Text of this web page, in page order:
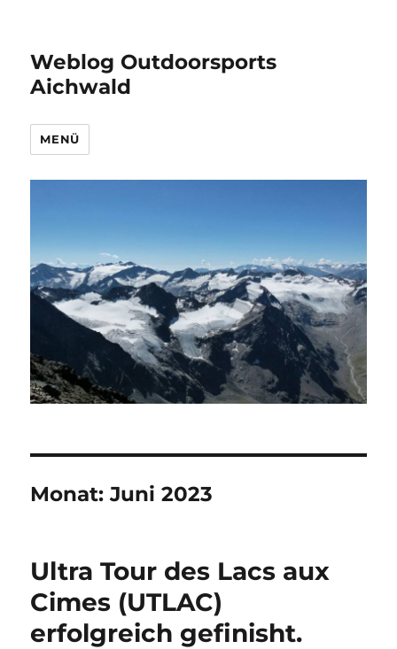
Weblog Outdoorsports
Aichwald
MENÜ
Monat:Juni 2023
Ultra Tour des Lacs aux
Cimes (UTLAC)
erfolgreich gefinisht.